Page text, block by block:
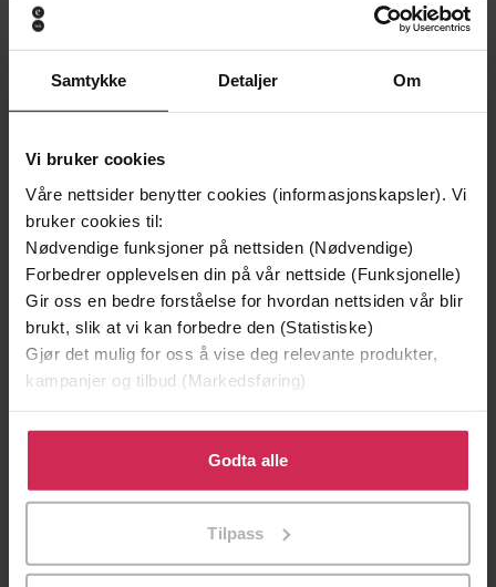
Samtykke Detaljer Om
Vi bruker cookies
Våre nettsider benytter cookies (informasjonskapsler). Vi
bruker cookies til:
Nødvendige funksjoner på nettsiden (Nødvendige)
Forbedrer opplevelsen din på vår nettside (Funksjonelle)
Gir oss en bedre forståelse for hvordan nettsiden vår blir
brukt, slik at vi kan forbedre den (Statistiske)
Gjør det mulig for oss å vise deg relevante produkter,
kampanjer og tilbud (Markedsføring)
Klikk på «Godta alle» for å gi oss ditt samtykke til å
bruke cookies for alle disse formålene. Du kan også
tilpasse ditt samtykke til spesifikke formål ved å klikke
Godta alle
Tilpass
199,-
Jo Nesbø
Jørn Lier Horst